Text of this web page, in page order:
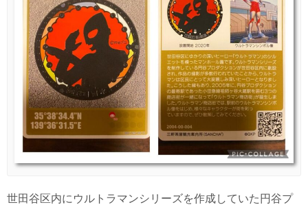
世田谷区内にウルトラマンシリーズを作成していた円谷プ